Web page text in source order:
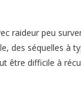
raideur peu
des séquelles à
être difficile à